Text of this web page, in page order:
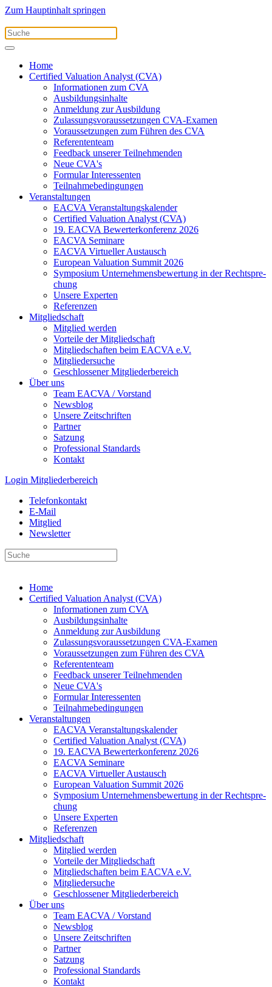
Zum Hauptinhalt springen
Home
Certified Valuation Analyst (CVA)
Informationen zum CVA
Ausbildungsinhalte
Anmeldung zur Ausbildung
Zulassungsvoraussetzungen CVA-Examen
Voraussetzungen zum Führen des CVA
Referententeam
Feedback unserer Teilnehmenden
Neue CVA's
Formular Interessenten
Teilnahmebedingungen
Veranstaltungen
EACVA Veranstaltungskalender
Certified Valuation Analyst (CVA)
19. EACVA Bewerterkonferenz 2026
EACVA Seminare
EACVA Virtueller Austausch
European Valuation Summit 2026
Symposium Unternehmens­bewertung in der Recht­spre­
chung
Unsere Experten
Referenzen
Mitgliedschaft
Mitglied werden
Vorteile der Mitgliedschaft
Mitgliedschaften beim EACVA e.V.
Mitgliedersuche
Geschlossener Mitgliederbereich
Über uns
Team EACVA / Vorstand
Newsblog
Unsere Zeitschriften
Partner
Satzung
Professional Standards
Kontakt
Login Mitgliederbereich
Telefonkontakt
E-Mail
Mitglied
Newsletter
Home
Certified Valuation Analyst (CVA)
Informationen zum CVA
Ausbildungsinhalte
Anmeldung zur Ausbildung
Zulassungsvoraussetzungen CVA-Examen
Voraussetzungen zum Führen des CVA
Referententeam
Feedback unserer Teilnehmenden
Neue CVA's
Formular Interessenten
Teilnahmebedingungen
Veranstaltungen
EACVA Veranstaltungskalender
Certified Valuation Analyst (CVA)
19. EACVA Bewerterkonferenz 2026
EACVA Seminare
EACVA Virtueller Austausch
European Valuation Summit 2026
Symposium Unternehmens­bewertung in der Recht­spre­
chung
Unsere Experten
Referenzen
Mitgliedschaft
Mitglied werden
Vorteile der Mitgliedschaft
Mitgliedschaften beim EACVA e.V.
Mitgliedersuche
Geschlossener Mitgliederbereich
Über uns
Team EACVA / Vorstand
Newsblog
Unsere Zeitschriften
Partner
Satzung
Professional Standards
Kontakt